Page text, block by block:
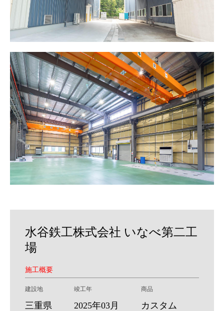
水谷鉄工株式会社 いなべ第二工
場
施工概要
建設地
三重県
竣工年
2025年03月
商品
カスタム